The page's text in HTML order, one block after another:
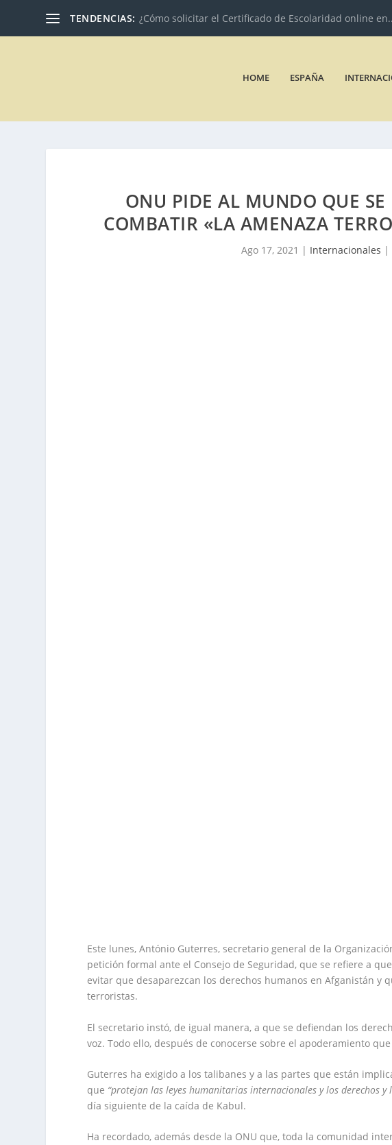
TENDENCIAS: ¿Cómo solicitar el Certificado de Escolaridad online
HOME ESPAÑA
ONU PIDE AL MUNDO QUE
COMBATIR «LA AMENAZA
Ago 17, 2021 | Internacionales |
Este lunes, António Guterres, secretario general de la
petición formal ante el Consejo de Seguridad, que se refiere a
evitar que desaparezcan los derechos humanos en Afganistán y
terroristas.
El secretario instó, de igual manera, a que se defiendan los
voz. Todo ello, después de conocerse sobre el apoderamiento
Guterres ha exigido a los talibanes y a las partes que están
que “protejan las leyes humanitarias internacionales y los derechos
día siguiente de la caída de Kabul.
Ha recordado, además desde la ONU que, toda la comunidad